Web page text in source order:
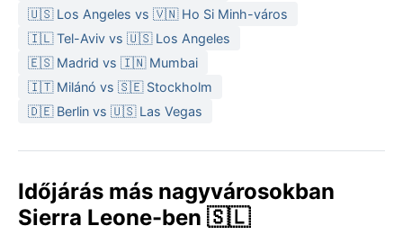
könnyű, pamut ruházat az alap, a monszunhoz
vízhatlan kabát és esernyő, a száraz évszakhoz
széles karimájú kalap és fényvédő krém is kell.
Az utazásra legalkalmasabb időszak a száraz évszak
vége, decembertől február elejéig, amikor a hőség
felhőszakadások és helyi áradások nehezíthetik a
közlekedést, a harmattan pedig – bár nem veszélyes –
poros homályba borítja a kilátást, ami a légutakat
🇺🇸 Los Angeles vs 🇻🇳 Ho Si Minh-város
🇮🇱 Tel-Aviv vs 🇺🇸 Los Angeles
🇪🇸 Madrid vs 🇮🇳 Mumbai
🇮🇹 Milánó vs 🇸🇪 Stockholm
🇩🇪 Berlin vs 🇺🇸 Las Vegas
Időjárás más nagyvárosokban
Sierra Leone-ben 🇸🇱